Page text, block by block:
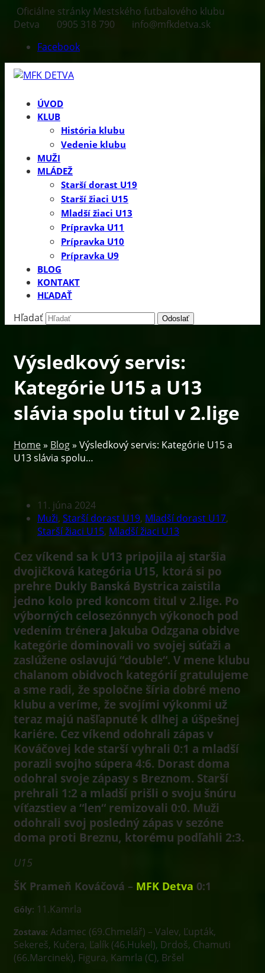
Oficiálne stránky Mestského futbalového klubu
Detva
0905 318 790
info@mfkdetva.sk
Facebook
ÚVOD
KLUB
História klubu
Vedenie klubu
MUŽI
MLÁDEŽ
Starší dorast U19
Starší žiaci U15
Mladší žiaci U13
Prípravka U11
Prípravka U10
Prípravka U9
BLOG
KONTAKT
HĽADAŤ
Hľadať Odoslať
Výsledkový servis:
Kategórie U15 a U13
slávia spolu titul v 2.lige
Home» Blog» Výsledkový servis: Kategórie U15 a
U13 slávia spolu…
11. júna 2024
Muži, Starší dorast U19, Mladší dorast U17,
Starší žiaci U15, Mladší žiaci U13
Cez víkend sa k U13 pripojila aj staršia
dvojičková kategória U15, ktorá si po
prehre Dukly Banská Bystrica zaistila
jedno kolo pred koncom titul v 2.lige. Po
výborných celosezónnych výkonoch pod
vedením trénera Jakuba Odzgana obidve
kategórie dominovali vo svojej súťaži a
zaslúžene oslavujú “double“. V mene klubu
chalanom obidvoch kategórií gratulujeme
a sme radi, že spoločne šíria dobré meno
klubu a veríme, že svojími výkonmi už
teraz majú našľapnuté k dlhej a úšpešnej
kariére. Cez víkend odohrali zápas v
Kováčovej kde starší vyhrali 0:1 a mladší
porazli svojho súpera 4:6. Dorast doma
odohral svoje zápasy s Breznom. Starší
prehrali 1:2 a mladší prišli o svoju šnúru
víťazstiev a “len“ remizovali 0:0. Muži
odohrali svoj posledný zápas v sezóne
doma proti Breznu, ktorému podľahli 2:3.
U15
ŠK Prameň Kováčová – MFK Detva 0:1
Góly: 11.Kamrla
Zostava: Adamec (69.Chmelář) – Valev, Ľupták,
Sekereš, Kučera, Ľalík (46.Hukel), Drdoš, Chamuti
(66.Marcinek), Figura, Kamrla (C), Bršel